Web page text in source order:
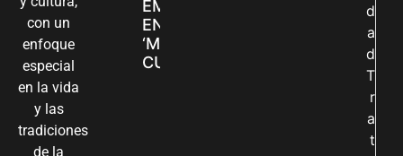
con un
enfoque
especial
en la vida
y las
tradiciones
de la
EMPRENDIMIENTOS
EN LA FERIA
‘MANOS QUE
CUIDAN Y CREAN’
d
a
d
T
r
a
t